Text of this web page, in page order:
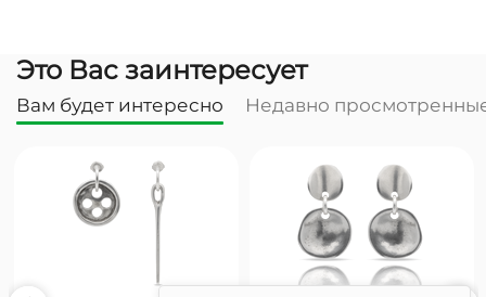
Это Вас заинтересует
Вам будет интересно Недавно